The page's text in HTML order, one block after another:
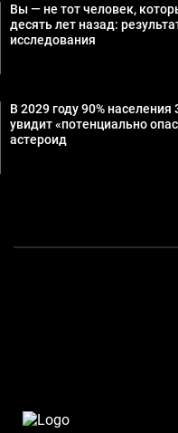
Вы — не тот человек,
десять лет назад:
исследования
В 2029 году 90%
увидит «потенциально
астероид